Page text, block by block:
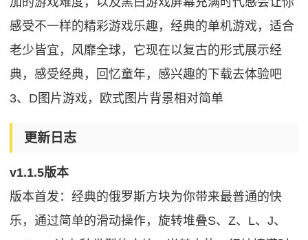
感受不一样的精彩游戏乐趣，经典的单机游戏，适合
老少皆宜，风靡全球，它现在以复古的形式展示经
典，感受经典，回忆童年，感兴趣的下载去体验吧
3、D图片游戏，欧式图片背景相对简单
更新日志
v1.1.5版本
版本首发：经典的俄罗斯方块为你带来最普通的快
乐，通过简单的滑动操作，旋转堆叠S、Z、L、J、